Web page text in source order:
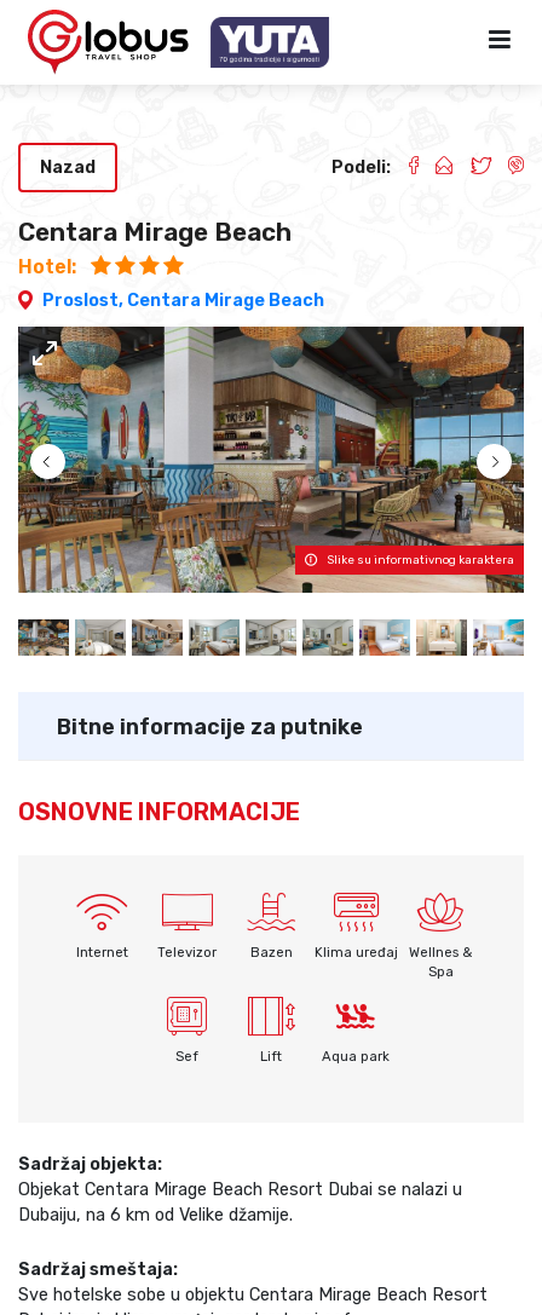
Centara Mirage Beach
Hotel:
Proslost, Centara Mirage Beach
Nazad Podeli:
Slike su informativnog karaktera
Bitne informacije za putnike
OSNOVNE INFORMACIJE
Internet Televizor Bazen Klima uređaj
Wellnes &
Spa
Sef Lift Aqua park
Sadržaj objekta:
Objekat Centara Mirage Beach Resort Dubai se nalazi u
Dubaiju, na 6 km od Velike džamije.
Sadržaj smeštaja:
Sve hotelske sobe u objektu Centara Mirage Beach Resort